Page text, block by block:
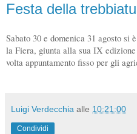
Festa della
Sabato 30 e domenica 31 agosto
la Fiera, giunta alla sua IX
volta appuntamento fisso per gli
Luigi Verdecchia alle 10:21:00
Condividi